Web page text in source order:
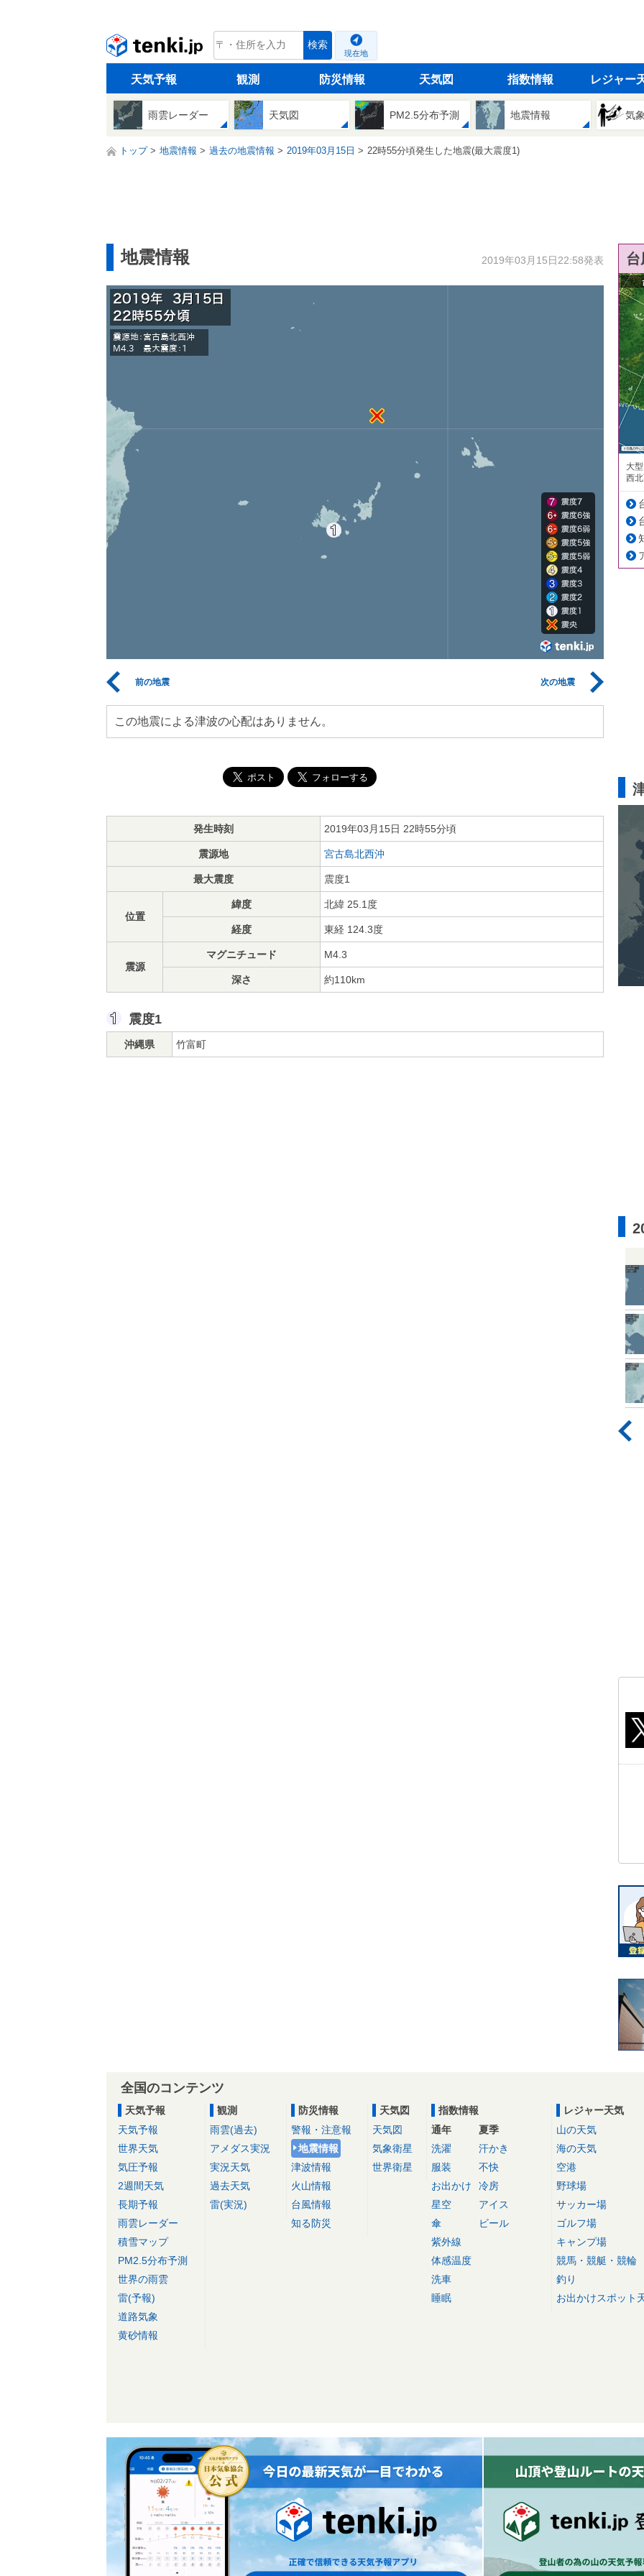
tenki.jp 検索
現在地
天気予報 観測 防災情報 天気図 指数情報 レジャー
雨雲レーダー 天気図 PM2.5分布予測 地震情報 気
トップ 地震情報 過去の地震情報 2019年03月15日 22時55分頃発生した地震(最大震度1)
地震情報 2019年03月15日22:58発表
前の地震 次の地震
この地震による津波の心配はありません。
発生時刻 2019年03月15日 22時55分頃
震源地 宮古島北西沖
最大震度 震度1
位置
緯度 北緯 25.1度
経度 東経 124.3度
震源
マグニチュード M4.3
深さ 約110km
震度1
沖縄県 竹富町
大
西
全国のコンテンツ
天気予報
天気予報
世界天気
気圧予報
2週間天気
長期予報
雨雲レーダー
積雪マップ
PM2.5分布予測
世界の雨雲
雷(予報)
道路気象
黄砂情報
観測
雨雲(過去)
アメダス実況
実況天気
過去天気
雷(実況)
防災情報
警報・注意報
地震情報
津波情報
火山情報
台風情報
知る防災
天気図
天気図
気象衛星
世界衛星
指数情報
通年
洗濯
服装
お出かけ
星空
傘
紫外線
体感温度
洗車
睡眠
夏季
汗かき
不快
冷房
アイス
ビール
レジャー天気
山の天気
海の天気
空港
野球場
サッカー場
ゴルフ場
キャンプ場
競馬・競艇・競輪
釣り
お出かけスポット